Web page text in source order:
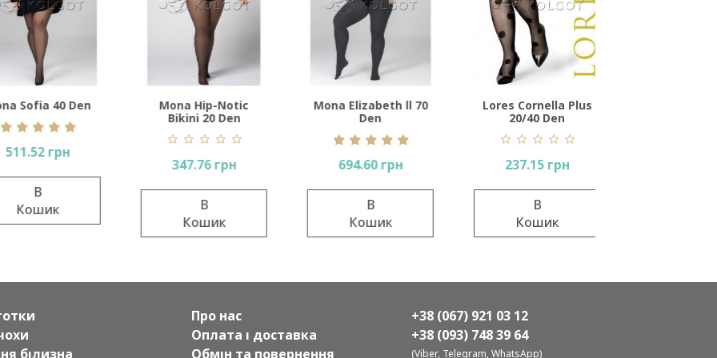
40 Den
грн
Кошик
Mona Hip-Notic
Bikini 20 Den
347.76 грн
Кошик
Mona Elizabeth ll 70
694.60 грн
Кошик
Lores Cornella Plus
20/40 Den
237.15 грн
Кошик
білизна
Про нас
Оплата і доставка
Обмін та повернення
+38 (067) 921 03 12
+38 (093) 748 39 64
(Viber, Telegram, WhatsApp)